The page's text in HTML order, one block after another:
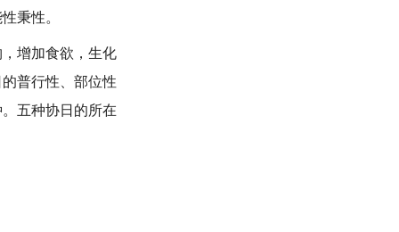
秉性。
增加食欲，生化
普行性、部位性
五种协日的所在